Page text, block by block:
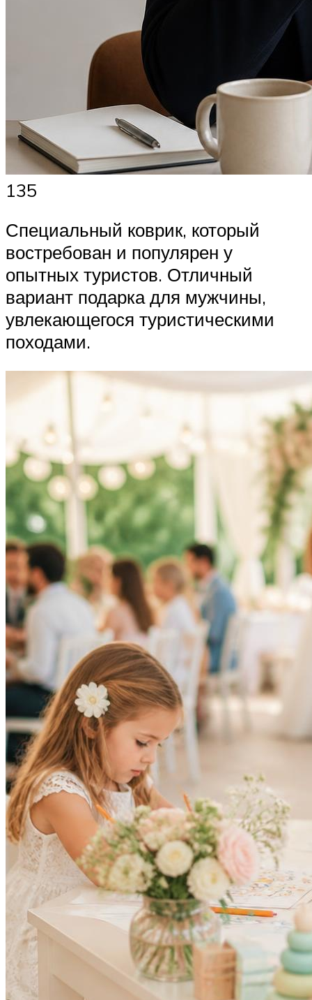
135
Специальный коврик, который
востребован и популярен у
опытных туристов. Отличный
вариант подарка для мужчины,
увлекающегося туристическими
походами.